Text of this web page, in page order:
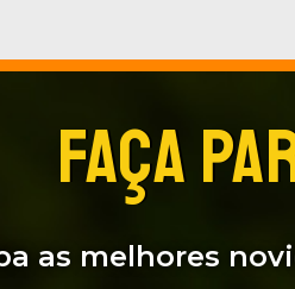
FAÇA
as melhores